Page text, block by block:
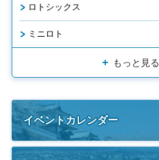
ロトシックス
ミニロト
もっと見る
イベントカレンダー